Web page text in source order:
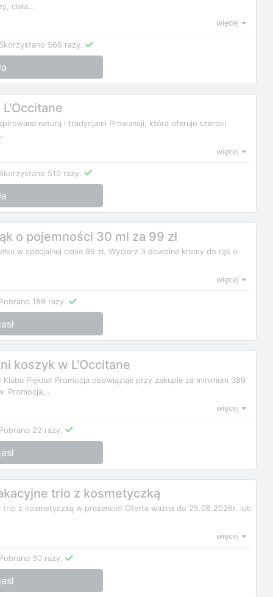
ciała...
więcej
566 razy.
naturą i tradycjami Prowansji, która oferuje szeroki
więcej
510 razy.
o pojemności 30 ml za 99 zł
w specjalnej cenie 99 zł. Wybierz 3 dowolne kremy do rąk o
więcej
189 razy.
koszyk w L'Occitane
Piękna! Promocja obowiązuje przy zakupie za minimum 389
Promocja...
więcej
22 razy.
trio z kosmetyczką
z kosmetyczką w prezencie! Oferta ważna do 25.08.2026r. lub
więcej
30 razy.